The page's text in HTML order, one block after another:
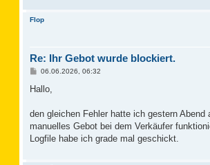
Flop
Re: Ihr Gebot wurde blockiert.
B
i
a
06.06.2026, 06:32
Hallo,
den gleichen Fehler hatte ich gestern
manuelles Gebot bei dem Verkäufer
Logfile habe ich grade mal geschickt.